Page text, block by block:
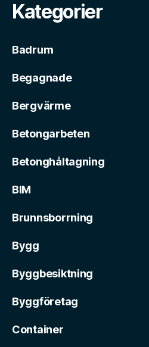
Kategorier
Badrum
Begagnade
Bergvärme
Betongarbeten
Betonghåltagning
BIM
Brunnsborrning
Bygg
Byggbesiktning
Byggföretag
Container